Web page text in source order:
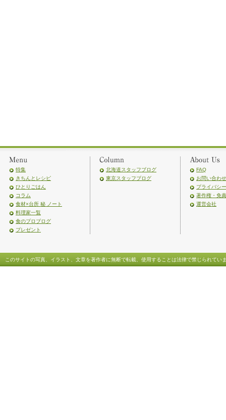
特集
きちんとレシピ
ひとりごはん
コラム
食材×台所 秘 ノート
料理家一覧
食のプロブログ
プレゼント
北海道スタッフブログ
東京スタッフブログ
FAQ
お問い合わせ
プライバシ
著作権・免
運営会社
このサイトの写真、イラスト、文章を著作者に無断で転載、使用することは法律で禁じられてい